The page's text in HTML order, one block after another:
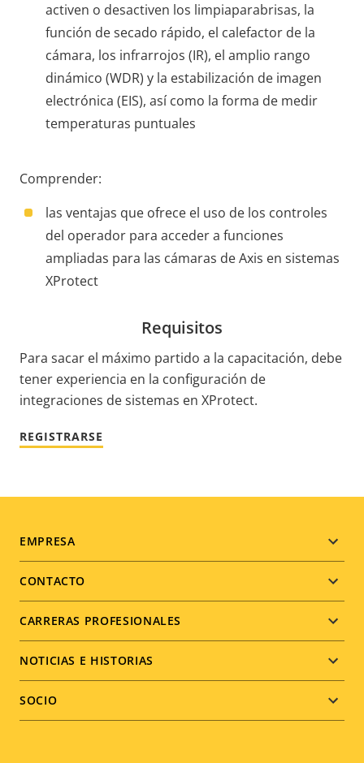
activen o desactiven los limpiaparabrisas, la
función de secado rápido, el calefactor de la
cámara, los infrarrojos (IR), el amplio rango
dinámico (WDR) y la estabilización de imagen
electrónica (EIS), así como la forma de medir
temperaturas puntuales
Comprender:
las ventajas que ofrece el uso de los controles
del operador para acceder a funciones
ampliadas para las cámaras de Axis en sistemas
XProtect
Requisitos
Para sacar el máximo partido a la capacitación, debe
tener experiencia en la configuración de
integraciones de sistemas en XProtect.
REGISTRARSE
Footer
menu
EMPRESA
CONTACTO
CARRERAS PROFESIONALES
NOTICIAS E HISTORIAS
SOCIO